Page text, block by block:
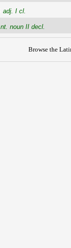
adj. I cl.
nt. noun II decl.
Browse the